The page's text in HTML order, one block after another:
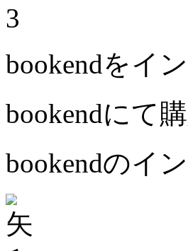
3
bookendをイ
bookendにて
bookendのイ